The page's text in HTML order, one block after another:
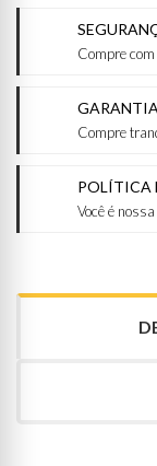
Compre
Compre
POLÍTICA
Você é